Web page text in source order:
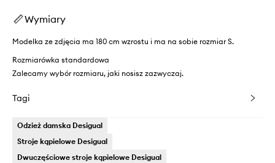
Wymiary
Modelka ze zdjęcia ma 180 cm wzrostu i ma na sobie rozmiar S.
Rozmiarówka standardowa
Zalecamy wybór rozmiaru, jaki nosisz zazwyczaj.
Tagi
Odzież damska Desigual
Stroje kąpielowe Desigual
Dwuczęściowe stroje kąpielowe Desigual